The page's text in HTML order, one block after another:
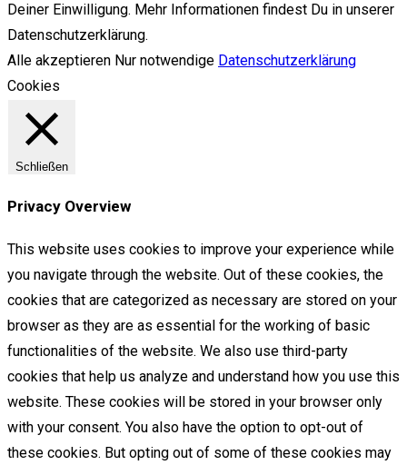
Deiner Einwilligung. Mehr Informationen findest Du in unserer
Datenschutzerklärung.
Alle akzeptieren Nur notwendige Datenschutzerklärung
Cookies
Schließen
Privacy Overview
This website uses cookies to improve your experience while
you navigate through the website. Out of these cookies, the
cookies that are categorized as necessary are stored on your
browser as they are as essential for the working of basic
functionalities of the website. We also use third-party
cookies that help us analyze and understand how you use this
website. These cookies will be stored in your browser only
with your consent. You also have the option to opt-out of
these cookies. But opting out of some of these cookies may